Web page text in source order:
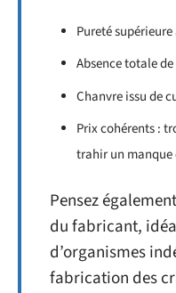
Pureté supérieure
Absence totale de
Chanvre issu de
Prix cohérents :
trahir un manque
Pensez
du fabricant,
d’organismes
fabrication des